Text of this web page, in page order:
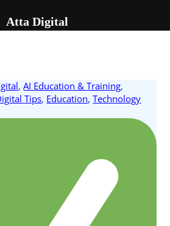
,AI Education & Training,
Tips, Education,Technology
Atta Digital